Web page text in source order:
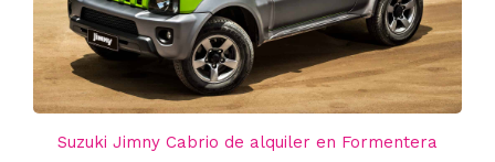
Suzuki Jimny Cabrio de alquiler en Formentera